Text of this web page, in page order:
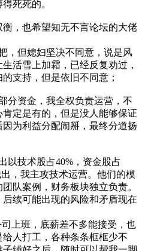
死死的。
，也希望知无不言论坛的大佬
，但媳妇坚决不同意，说是风
活雪上加霜，已经反复劝过，
支持，但是依旧不同意；
分资金，我全权负责运营，不
定是有的，但是没人能够保证
为利益分配闹掰，最终分道扬
以技术股占40%，资金股占
，我主攻技术运营。他们的模
队案例，财务板块独立负责。
续可能出现的风险和矛盾现在
上班，底薪差不多能接受，也
人打工，各种条条框框少不